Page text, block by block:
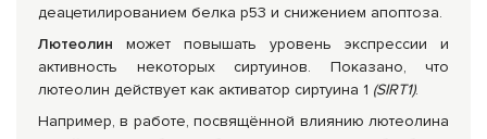
деацетилированием белка p53 и снижением апоптоза.
Лютеолин может повышать уровень экспрессии и
активность некоторых сиртуинов. Показано, что
лютеолин действует как активатор сиртуина 1 (SIRT1).
Например, в работе, посвящённой влиянию лютеолина